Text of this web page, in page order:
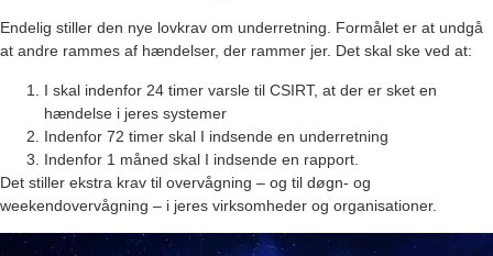
Endelig stiller den nye lovkrav om underretning. Formålet er at undgå
at andre rammes af hændelser, der rammer jer. Det skal ske ved at:
I skal indenfor 24 timer varsle til CSIRT, at der er sket en
hændelse i jeres systemer
Indenfor 72 timer skal I indsende en underretning
Indenfor 1 måned skal I indsende en rapport.
Det stiller ekstra krav til overvågning – og til døgn- og
weekendovervågning – i jeres virksomheder og organisationer.